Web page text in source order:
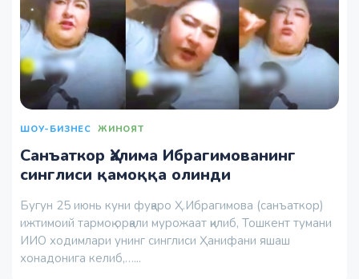
ШОУ-БИЗНЕС ЖИНОЯТ
Санъаткор Ҳалима Ибрагимованинг
синглиси қамоққа олинди
Бугун 25 июнь куни фуқаро Ҳ.Ибрагимова (санъаткор)
ижтимоий тармоқ орқали мурожаат қилиб, Тошкент тумани
ИИО ходимлари унинг синглиси Ҳанифани яшаш
хонадонига келиб,…...